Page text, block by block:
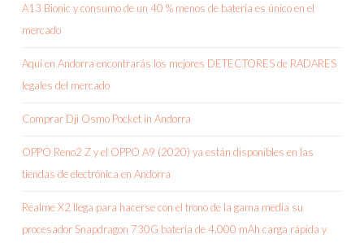
A13 Bionic y consumo de un 40 % menos de batería es único en el
mercado
Aquí en Andorra encontrarás los mejores DETECTORES de RADARES
legales del mercado
Comprar Dji Osmo Pocket in Andorra
OPPO Reno2 Z y el OPPO A9 (2020) ya están disponibles en las
tiendas de electrónica en Andorra
Realme X2 llega para hacerse con el trono de la gama media su
procesador Snapdragon 730G batería de 4.000 mAh carga rápida y